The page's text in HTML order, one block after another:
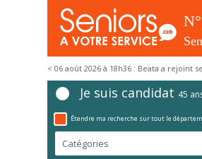
< 06 août 2026 à 18h36 : Beata a rejoint
Je suis candidat 45
Étendre ma recherche sur tout le